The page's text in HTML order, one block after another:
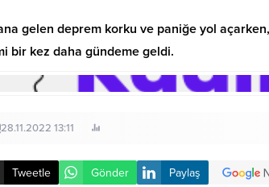
gelen deprem korku ve paniğe yol
bir kez daha gündeme geldi.
28.11.2022 13:11
Tweetle Gönder Paylaş